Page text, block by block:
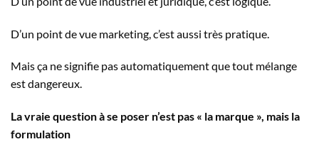
D’un point de vue marketing, c’est aussi très pratique.
Mais ça ne signifie pas automatiquement que tout mélange
est dangereux.
La vraie question à se poser n’est pas « la marque », mais la
formulation